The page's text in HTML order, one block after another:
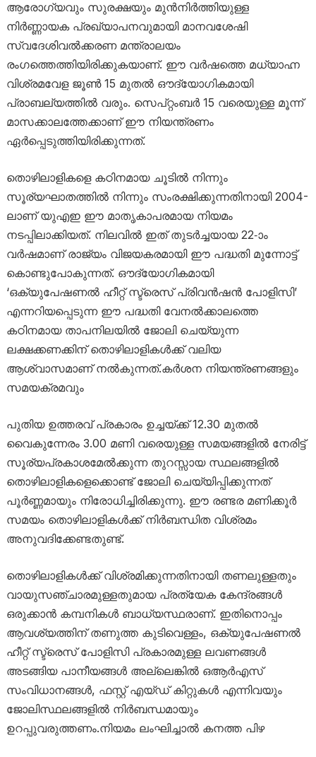
ആരോഗ്യവും സുരക്ഷയും മുൻനിർത്തിയുള്ള
നിർണ്ണായക പ്രഖ്യാപനവുമായി മാനവശേഷി
സ്വദേശിവൽക്കരണ മന്ത്രാലയം
രംഗത്തെത്തിയിരിക്കുകയാണ്. ഈ വർഷത്തെ മധ്യാഹ്ന
വിശ്രമവേള ജൂൺ 15 മുതൽ ഔദ്യോഗികമായി
പ്രാബല്യത്തിൽ വരും. സെപ്റ്റംബർ 15 വരെയുള്ള മൂന്ന്
മാസക്കാലത്തേക്കാണ് ഈ നിയന്ത്രണം
ഏർപ്പെടുത്തിയിരിക്കുന്നത്.
തൊഴിലാളികളെ കഠിനമായ ചൂടിൽ നിന്നും
സൂര്യഘാതത്തിൽ നിന്നും സംരക്ഷിക്കുന്നതിനായി 2004-
ലാണ് യുഎഇ ഈ മാതൃകാപരമായ നിയമം
നടപ്പിലാക്കിയത്. നിലവിൽ ഇത് തുടർച്ചയായ 22-ാം
വർഷമാണ് രാജ്യം വിജയകരമായി ഈ പദ്ധതി മുന്നോട്ട്
കൊണ്ടുപോകുന്നത്. ഔദ്യോഗികമായി
‘ഒക്യുപേഷണൽ ഹീറ്റ് സ്ട്രെസ് പ്രിവൻഷൻ പോളിസി’
എന്നറിയപ്പെടുന്ന ഈ പദ്ധതി വേനൽക്കാലത്തെ
കഠിനമായ താപനിലയിൽ ജോലി ചെയ്യുന്ന
ലക്ഷക്കണക്കിന് തൊഴിലാളികൾക്ക് വലിയ
ആശ്വാസമാണ് നൽകുന്നത്.കർശന നിയന്ത്രണങ്ങളും
സമയക്രമവും
പുതിയ ഉത്തരവ് പ്രകാരം ഉച്ചയ്ക്ക് 12.30 മുതൽ
വൈകുന്നേരം 3.00 മണി വരെയുള്ള സമയങ്ങളിൽ നേരിട്ട്
സൂര്യപ്രകാശമേൽക്കുന്ന തുറസ്സായ സ്ഥലങ്ങളിൽ
തൊഴിലാളികളെക്കൊണ്ട് ജോലി ചെയ്യിപ്പിക്കുന്നത്
പൂർണ്ണമായും നിരോധിച്ചിരിക്കുന്നു. ഈ രണ്ടര മണിക്കൂർ
സമയം തൊഴിലാളികൾക്ക് നിർബന്ധിത വിശ്രമം
അനുവദിക്കേണ്ടതുണ്ട്.
തൊഴിലാളികൾക്ക് വിശ്രമിക്കുന്നതിനായി തണലുള്ളതും
വായുസഞ്ചാരമുള്ളതുമായ പ്രത്യേക കേന്ദ്രങ്ങൾ
ഒരുക്കാൻ കമ്പനികൾ ബാധ്യസ്ഥരാണ്. ഇതിനൊപ്പം
ആവശ്യത്തിന് തണുത്ത കുടിവെള്ളം, ഒക്യുപേഷണൽ
ഹീറ്റ് സ്ട്രെസ് പോളിസി പ്രകാരമുള്ള ലവണങ്ങൾ
അടങ്ങിയ പാനീയങ്ങൾ അല്ലെങ്കിൽ ഒആർഎസ്
സംവിധാനങ്ങൾ, ഫസ്റ്റ് എയ്ഡ് കിറ്റുകൾ എന്നിവയും
ജോലിസ്ഥലങ്ങളിൽ നിർബന്ധമായും
ഉറപ്പുവരുത്തണം.നിയമം ലംഘിച്ചാൽ കനത്ത പിഴ